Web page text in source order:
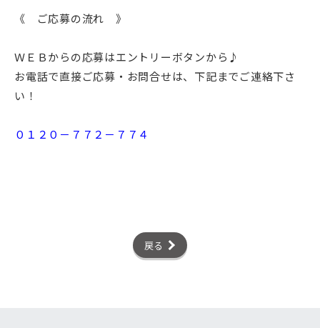
《 ご応募の流れ 》
ＷＥＢからの応募はエントリーボタンから♪
お電話で直接ご応募・お問合せは、下記までご連絡下さ
い！
０１２０－７７２－７７４
戻る